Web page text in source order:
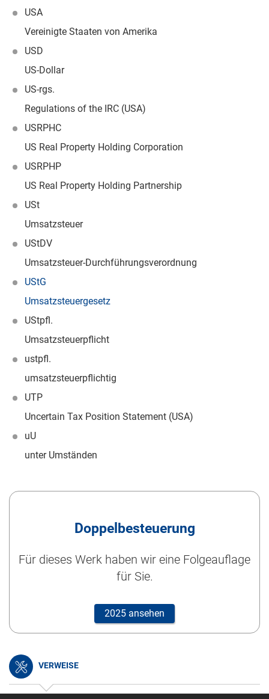
USA
Vereinigte Staaten von Amerika
USD
US-Dollar
US-rgs.
Regulations of the IRC (USA)
USRPHC
US Real Property Holding Corporation
USRPHP
US Real Property Holding Partnership
USt
Umsatzsteuer
UStDV
Umsatzsteuer-Durchführungsverordnung
UStG
Umsatzsteuergesetz
UStpfl.
Umsatzsteuerpflicht
ustpfl.
umsatzsteuerpflichtig
UTP
Uncertain Tax Position Statement (USA)
uU
unter Umständen
Doppelbesteuerung
Für dieses Werk haben wir eine Folgeauflage
für Sie.
2025 ansehen
VERWEISE